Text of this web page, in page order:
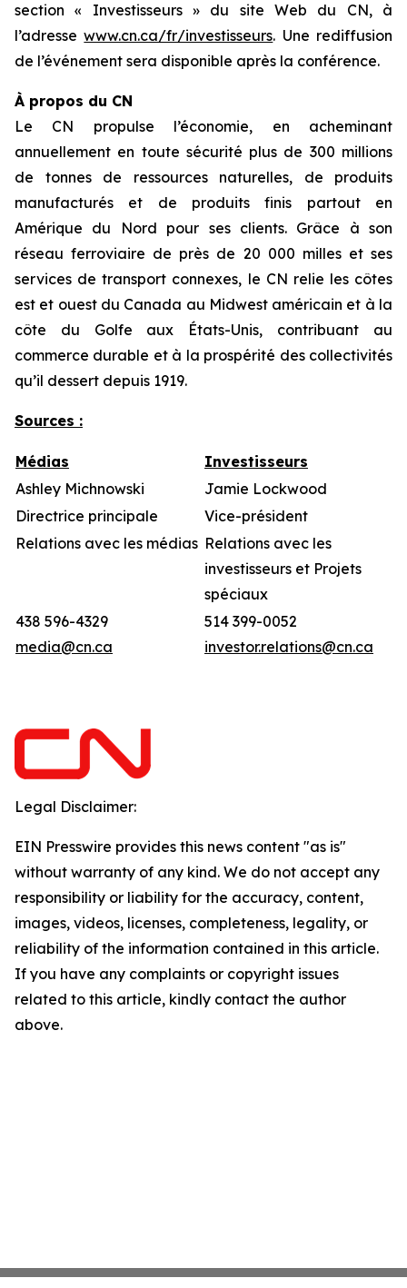
section « Investisseurs » du site Web du CN, à
l’adressewww.cn.ca/fr/investisseurs. Une rediffusion
de l’événement sera disponible après la conférence.
À propos du CN
Le CN propulse l’économie, en acheminant
annuellement en toute sécurité plus de 300 millions
de tonnes de ressources naturelles, de produits
manufacturés et de produits finis partout en
Amérique du Nord pour ses clients. Grâce à son
réseau ferroviaire de près de 20 000 milles et ses
services de transport connexes, le CN relie les côtes
est et ouest du Canada au Midwest américain et à la
côte du Golfe aux États-Unis, contribuant au
commerce durable et à la prospérité des collectivités
qu’il dessert depuis 1919.
Sources :
Médias
Investisseurs
Ashley Michnowski
Jamie Lockwood
Directrice principale
Vice-président
Relations avec les médias Relations avec les
investisseurs et Projets
spéciaux
438 596-4329
media@cn.ca
514 399-0052
investor.relations@cn.ca
Legal Disclaimer:
EIN Presswire provides this news content "as is"
without warranty of any kind. We do not accept any
responsibility or liability for the accuracy, content,
images, videos, licenses, completeness, legality, or
reliability of the information contained in this article.
If you have any complaints or copyright issues
related to this article, kindly contact the author
above.